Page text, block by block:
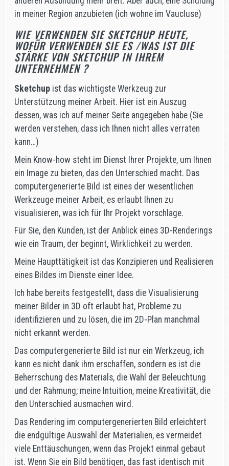
in meiner Region anzubieten (ich wohne im Vaucluse)
WIE VERWENDEN SIE SKETCHUP HEUTE,
WOFÜR VERWENDEN SIE ES /WAS IST DIE
STÄRKE VON SKETCHUP IN IHREM
UNTERNEHMEN ?
Sketchup ist das wichtigste Werkzeug zur
Unterstützung meiner Arbeit. Hier ist ein Auszug
dessen, was ich auf meiner Seite angegeben habe (Sie
werden verstehen, dass ich Ihnen nicht alles verraten
kann…)
Mein Know-how steht im Dienst Ihrer Projekte, um Ihnen
ein Image zu bieten, das den Unterschied macht. Das
computergenerierte Bild ist eines der wesentlichen
Werkzeuge meiner Arbeit, es erlaubt Ihnen zu
visualisieren, was ich für Ihr Projekt vorschlage.
Für Sie, den Kunden, ist der Anblick eines 3D-Renderings
wie ein Traum, der beginnt, Wirklichkeit zu werden.
Meine Haupttätigkeit ist das Konzipieren und Realisieren
eines Bildes im Dienste einer Idee.
Ich habe bereits festgestellt, dass die Visualisierung
meiner Bilder in 3D oft erlaubt hat, Probleme zu
identifizieren und zu lösen, die im 2D-Plan manchmal
nicht erkannt werden.
Das computergenerierte Bild ist nur ein Werkzeug, ich
kann es nicht dank ihm erschaffen, sondern es ist die
Beherrschung des Materials, die Wahl der Beleuchtung
und der Rahmung; meine Intuition, meine Kreativität, die
den Unterschied ausmachen wird.
Das Rendering im computergenerierten Bild erleichtert
die endgültige Auswahl der Materialien, es vermeidet
viele Enttäuschungen, wenn das Projekt einmal gebaut
ist. Wenn Sie ein Bild benötigen, das fast identisch mit